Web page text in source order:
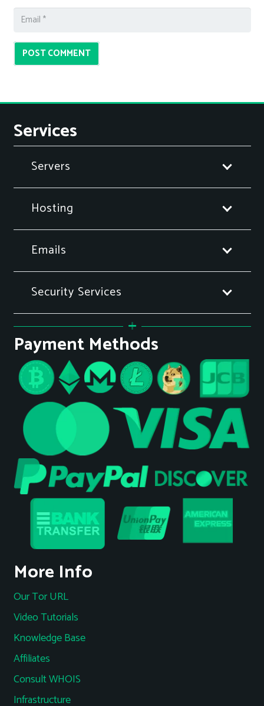
POST COMMENT
Services
Servers
Hosting
Emails
Security Services
Payment Methods
More Info
Our Tor URL
Video Tutorials
Knowledge Base
Affiliates
Consult WHOIS
Infrastructure